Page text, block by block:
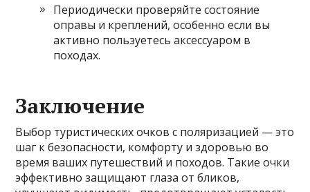
Периодически проверяйте состояние
оправы и креплений, особенно если вы
активно пользуетесь аксессуаром в
походах.
Заключение
Выбор туристических очков с поляризацией — это
шаг к безопасности, комфорту и здоровью во
время ваших путешествий и походов. Такие очки
эффективно защищают глаза от бликов,